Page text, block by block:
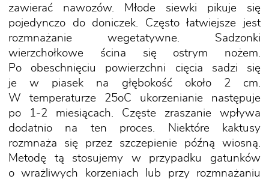
zawierać nawozów. Młode siewki pikuje się
pojedynczo do doniczek. Często łatwiejsze jest
rozmnażanie wegetatywne. Sadzonki
wierzchołkowe ścina się ostrym nożem.
Po obeschnięciu powierzchni cięcia sadzi się
je w piasek na głębokość około 2 cm.
W temperaturze 25oC ukorzenianie następuje
po 1-2 miesiącach. Częste zraszanie wpływa
dodatnio na ten proces. Niektóre kaktusy
rozmnaża się przez szczepienie późną wiosną.
Metodę tą stosujemy w przypadku gatunków
o wrażliwych korzeniach lub przy rozmnażaniu